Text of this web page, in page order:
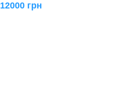
12000 грн